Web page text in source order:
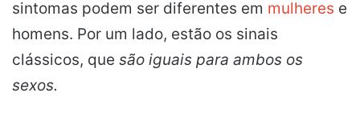
sintomas podem ser diferentes em mulheres e
homens. Por um lado, estão os sinais
clássicos, que são iguais para ambos os
sexos.